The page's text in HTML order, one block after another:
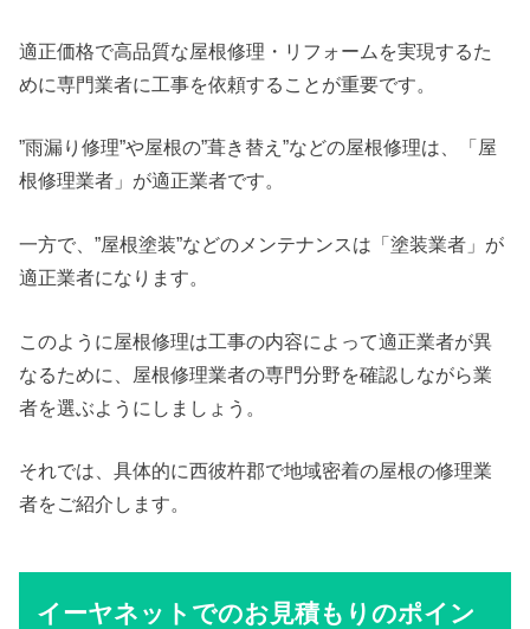
適正価格で高品質な屋根修理・リフォームを実現するた
めに専門業者に工事を依頼することが重要です。
”雨漏り修理”や屋根の”葺き替え”などの屋根修理は、「屋
根修理業者」が適正業者です。
一方で、”屋根塗装”などのメンテナンスは「塗装業者」が
適正業者になります。
このように屋根修理は工事の内容によって適正業者が異
なるために、屋根修理業者の専門分野を確認しながら業
者を選ぶようにしましょう。
それでは、具体的に西彼杵郡で地域密着の屋根の修理業
者をご紹介します。
イーヤネットでのお見積もりのポイン